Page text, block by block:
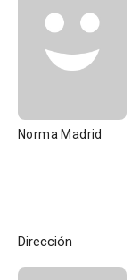
Norma Madrid
Dirección